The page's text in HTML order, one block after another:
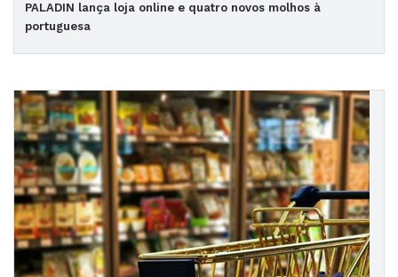
PALADIN lança loja online e quatro novos molhos à
portuguesa